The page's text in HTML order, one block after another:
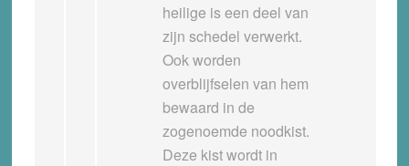
heilige is een deel van
zijn schedel verwerkt.
Ook worden
overblijfselen van hem
bewaard in de
zogenoemde noodkist.
Deze kist wordt in